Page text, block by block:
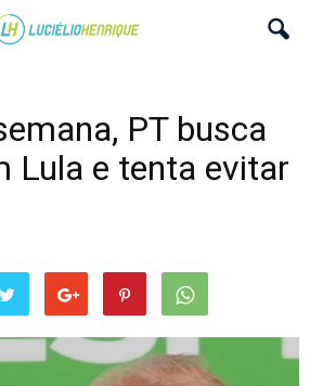
PT busca
Lula e tenta evitar